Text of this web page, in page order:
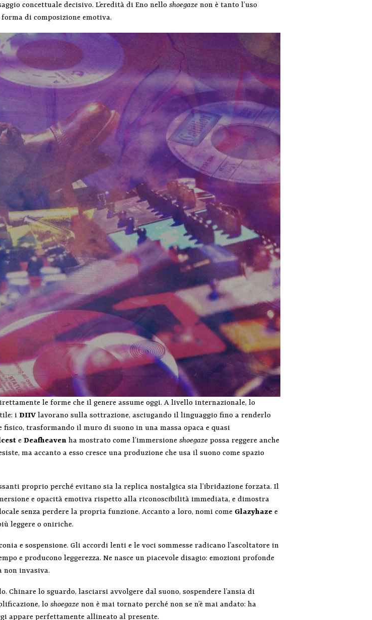
concettuale decisivo. L’eredità di Eno nelloshoegaze non è tanto l’uso
forma di composizione emotiva.
le forme che il genere assume oggi. A livello internazionale, lo
iDIIV lavorano sulla sottrazione, asciugando il linguaggio fino a renderlo
fisico, trasformando il muro di suono in una massa opaca e quasi
eDeafheaven ha mostrato come l’immersioneshoegaze possa reggere anche
ma accanto a esso cresce una produzione che usa il suono come spazio
proprio perché evitano sia la replica nostalgica sia l’ibridazione forzata. Il
e opacità emotiva rispetto alla riconoscibilità immediata, e dimostra
senza perdere la propria funzione. Accanto a loro, nomi come Glazyhaze e
leggere o oniriche.
e sospensione. Gli accordi lenti e le voci sommesse radicano l’ascoltatore in
e producono leggerezza. Ne nasce un piacevole disagio: emozioni profonde
invasiva.
lo sguardo, lasciarsi avvolgere dal suono, sospendere l’ansia di
loshoegaze non è mai tornato perché non se n’è mai andato: ha
appare perfettamente allineato al presente.